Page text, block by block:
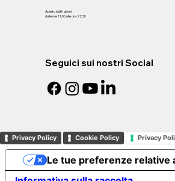
Aperto tutti i giorni
dalle ore 11;00 alle ore 22;30
Seguici sui nostri Social
Privacy Policy Cookie Policy Privacy
Le tue preferenze relative